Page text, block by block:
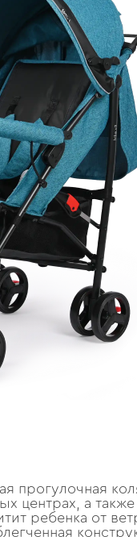
прогулочная
центрах, а
ребенка от